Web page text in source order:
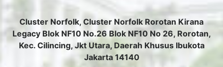
Cluster Norfolk, Cluster Norfolk Rorotan Kirana
Legacy Blok NF10 No.26 Blok NF10 No 26, Rorotan,
Kec. Cilincing, Jkt Utara, Daerah Khusus Ibukota
Jakarta 14140